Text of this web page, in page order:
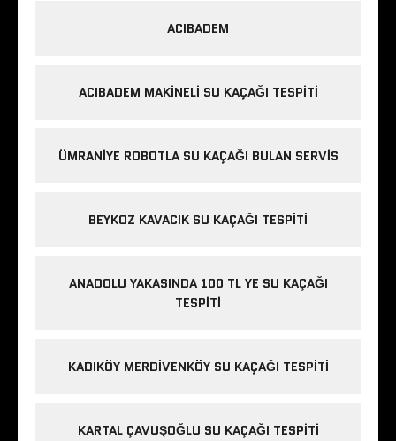
ACIBADEM
ACIBADEM MAKINELI SU KAÇAĞI TESPITI
ÜMRANIYE ROBOTLA SU KAÇAĞI BULAN SERVIS
BEYKOZ KAVACIK SU KAÇAĞI TESPITI
ANADOLU YAKASINDA 100 TL YE SU KAÇAĞI
TESPITI
KADIKÖY MERDIVENKÖY SU KAÇAĞI TESPITI
KARTAL ÇAVUŞOĞLU SU KAÇAĞI TESPITI